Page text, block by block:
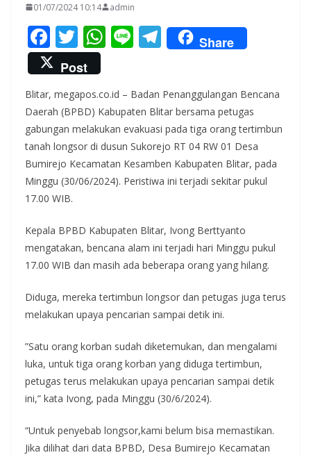
01/07/2024 10:14 admin
F
ac
e
b
o
o
k
T
w
itt
er
W
s
A
p
p
Li T
el
gr
a
m
Share
Post
Blitar, megapos.co.id – Badan Penanggulangan Bencana
Daerah (BPBD) Kabupaten Blitar bersama petugas
gabungan melakukan evakuasi pada tiga orang tertimbun
tanah longsor di dusun Sukorejo RT 04 RW 01 Desa
Bumirejo Kecamatan Kesamben Kabupaten Blitar, pada
Minggu (30/06/2024). Peristiwa ini terjadi sekitar pukul
17.00 WIB.
Kepala BPBD Kabupaten Blitar, Ivong Berttyanto
mengatakan, bencana alam ini terjadi hari Minggu pukul
17.00 WIB dan masih ada beberapa orang yang hilang.
Diduga, mereka tertimbun longsor dan petugas juga terus
melakukan upaya pencarian sampai detik ini.
”Satu orang korban sudah diketemukan, dan mengalami
luka, untuk tiga orang korban yang diduga tertimbun,
petugas terus melakukan upaya pencarian sampai detik
ini,” kata Ivong, pada Minggu (30/6/2024).
“Untuk penyebab longsor,kami belum bisa memastikan.
Jika dilihat dari data BPBD, Desa Bumirejo Kecamatan